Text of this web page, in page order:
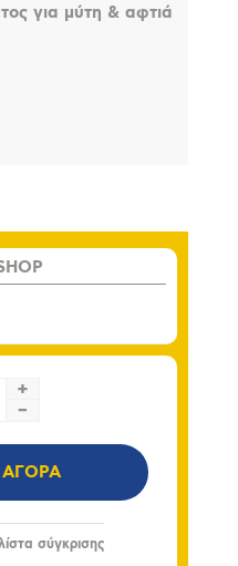
για μύτη & αφτιά
+
-